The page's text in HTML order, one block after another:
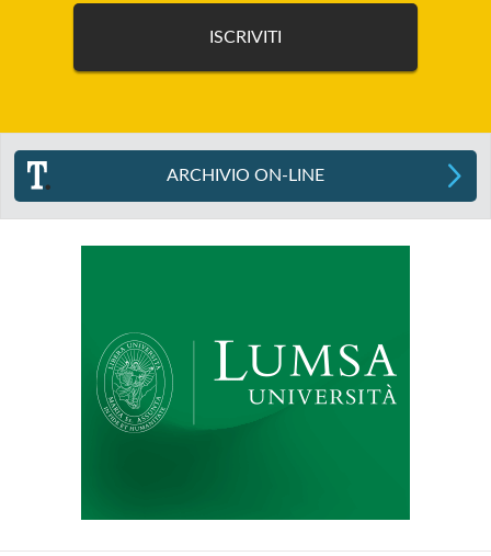
ARCHIVIO ON-LINE